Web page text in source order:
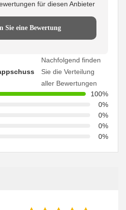
für diesen Anbieter
Sie eine Bewertung
Nachfolgend finden
Sie die Verteilung
aller Bewertungen
100%
0%
0%
0%
0%